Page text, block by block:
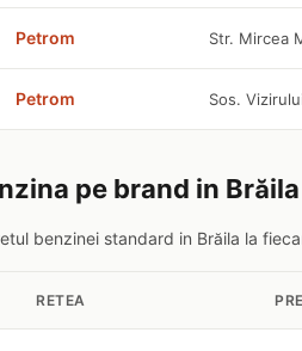
Petrom Str. Mircea
Petrom Sos.
pe brand in Brăila
benzinei standard in Brăila la
RETEA